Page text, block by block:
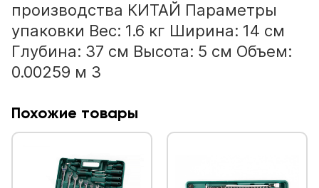
производства КИТАЙ Параметры
упаковки Вес: 1.6 кг Ширина: 14 см
Глубина: 37 см Высота: 5 см Объем:
0.00259 м 3
Похожие товары